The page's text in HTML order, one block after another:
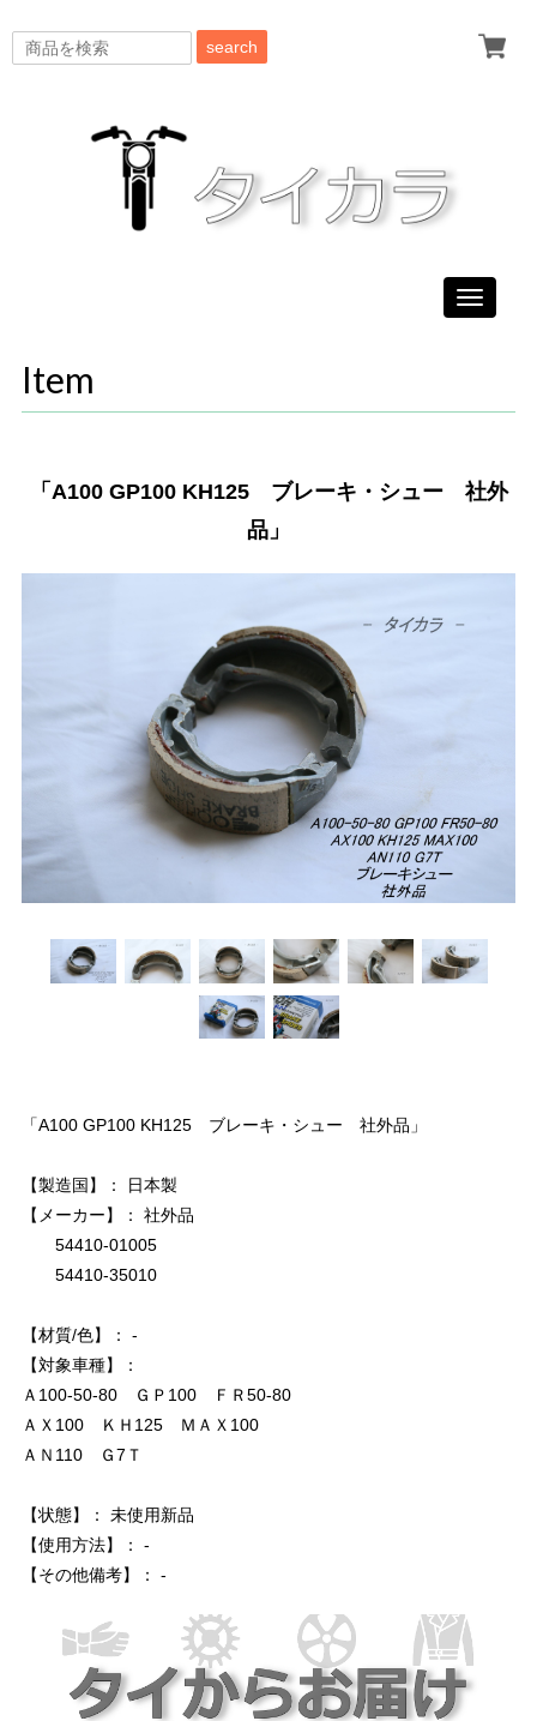
search
Toggle
Item
「A100 GP100 KH125 ブレーキ・シュー 社外
品」
「A100 GP100 KH125 ブレーキ・シュー 社外品」
【製造国】： 日本製
【メーカー】： 社外品
54410-01005
54410-35010
【材質/色】： -
【対象車種】：
Ａ100-50-80 ＧＰ100 ＦＲ50-80
ＡＸ100 ＫＨ125 ＭＡＸ100
ＡＮ110 Ｇ7Ｔ
【状態】： 未使用新品
【使用方法】： -
【その他備考】： -